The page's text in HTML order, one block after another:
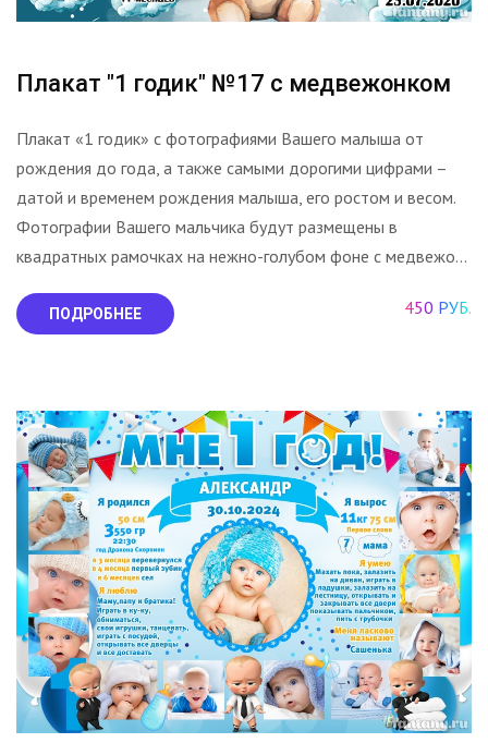
Плакат "1 годик" №17 с медвежонком
Плакат «1 годик» с фотографиями Вашего малыша от
рождения до года, а также самыми дорогими цифрами –
датой и временем рождения малыша, его ростом и весом.
Фотографии Вашего мальчика будут размещены в
квадратных рамочках на нежно-голубом фоне с медвежо...
ПОДРОБНЕЕ 450 РУБ.